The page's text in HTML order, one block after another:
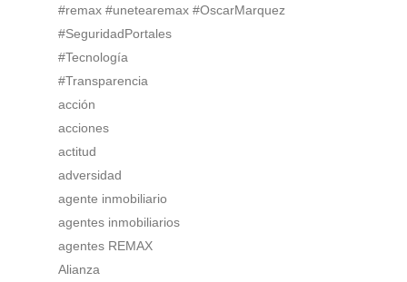
#remax #unetearemax #OscarMarquez
#SeguridadPortales
#Tecnología
#Transparencia
acción
acciones
actitud
adversidad
agente inmobiliario
agentes inmobiliarios
agentes REMAX
Alianza